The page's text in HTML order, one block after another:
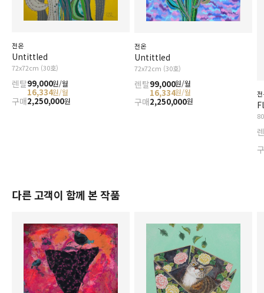
전온
Untittled
72x72cm (30호)
렌탈99,000원/월
16,334원/월
구매2,250,000원
전온
Untittled
72x72cm (30호)
렌탈99,000원/월
16,334원/월
구매2,250,000원
다른 고객이 함께 본 작품